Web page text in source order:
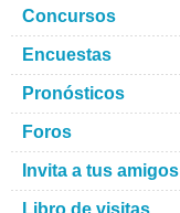
Concursos
Encuestas
Pronósticos
Foros
Invita a tus amigos
Libro de visitas